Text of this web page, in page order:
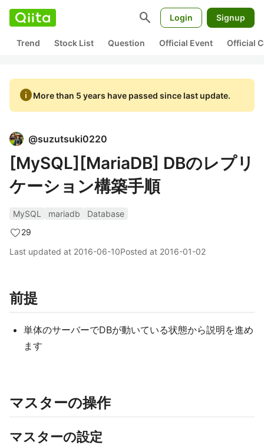
search Login Signup
Trend Stock List Question Official Event Official
infoMore than 5 years have passed since last update.
@suzutsuki0220
[MySQL][MariaDB] DBのレプリ
ケーション構築手順
MySQL mariadb
Database
29
Last updated at 2016-06-10Posted at 2016-01-02
前提
単体のサーバーでDBが動いている状態から説明を進め
ます
マスターの操作
マスターの設定